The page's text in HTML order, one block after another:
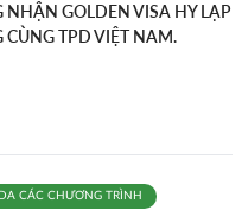
NHẬN GOLDEN VISA HY LẠP
TPD VIỆT NAM.
CÁC CHƯƠNG TRÌNH